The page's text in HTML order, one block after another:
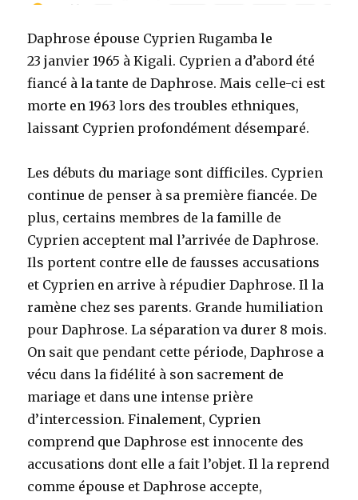
Daphrose épouse Cyprien Rugamba le
23 janvier 1965 à Kigali. Cyprien a d’abord été
fiancé à la tante de Daphrose. Mais celle-ci est
morte en 1963 lors des troubles ethniques,
laissant Cyprien profondément désemparé.
Les débuts du mariage sont difficiles. Cyprien
continue de penser à sa première fiancée. De
plus, certains membres de la famille de
Cyprien acceptent mal l’arrivée de Daphrose.
Ils portent contre elle de fausses accusations
et Cyprien en arrive à répudier Daphrose. Il la
ramène chez ses parents. Grande humiliation
pour Daphrose. La séparation va durer 8 mois.
On sait que pendant cette période, Daphrose a
vécu dans la fidélité à son sacrement de
mariage et dans une intense prière
d’intercession. Finalement, Cyprien
comprend que Daphrose est innocente des
accusations dont elle a fait l’objet. Il la reprend
comme épouse et Daphrose accepte,